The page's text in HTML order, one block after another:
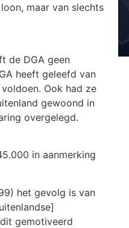
maar van slechts
de DGA geen
heeft geleefd van
Ook had ze
gewoond in
overgelegd.
in aanmerking
het gevolg is van
gemotiveerd